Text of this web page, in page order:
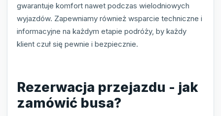
gwarantuje komfort nawet podczas wielodniowych
wyjazdów. Zapewniamy również wsparcie techniczne i
informacyjne na każdym etapie podróży, by każdy
klient czuł się pewnie i bezpiecznie.
Rezerwacja przejazdu - jak
zamówić busa?